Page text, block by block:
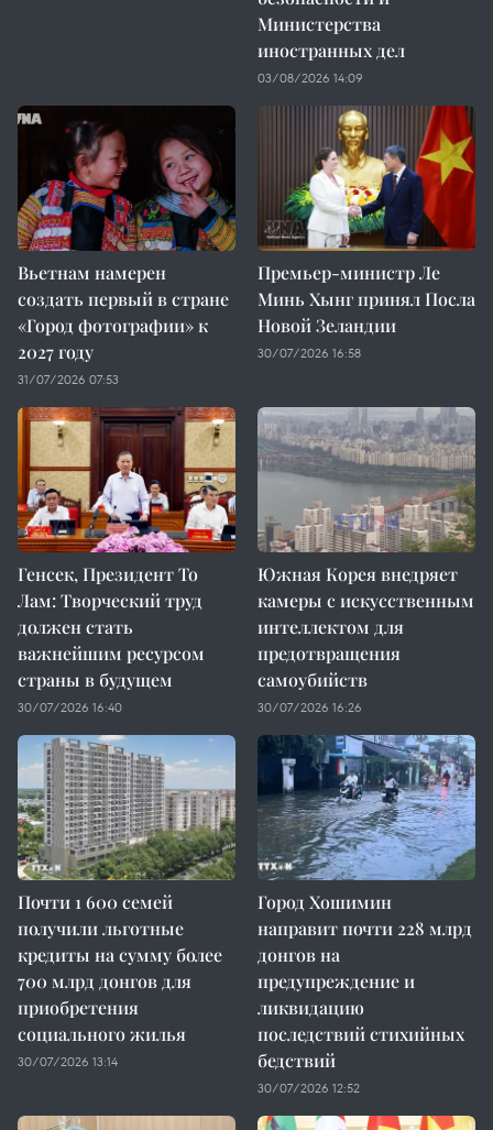
Министерства
иностранных дел
03/08/2026 14:09
Вьетнам намерен
создать первый в стране
«Город фотографии» к
2027 году
31/07/2026 07:53
Премьер-министр Ле
Минь Хынг принял Посла
Новой Зеландии
30/07/2026 16:58
Генсек, Президент То
Лам: Творческий труд
должен стать
важнейшим ресурсом
страны в будущем
30/07/2026 16:40
Южная Корея внедряет
камеры с искусственным
интеллектом для
предотвращения
самоубийств
30/07/2026 16:26
Почти 1 600 семей
получили льготные
кредиты на сумму более
700 млрд донгов для
приобретения
социального жилья
30/07/2026 13:14
Город Хошимин
направит почти 228 млрд
донгов на
предупреждение и
ликвидацию
последствий стихийных
бедствий
30/07/2026 12:52